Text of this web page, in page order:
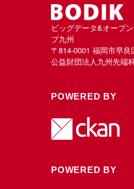
ビッグデータ&オープ
ブ九州
〒814-0001 福岡市早
公益財団法人九州先端
POWERED BY
POWERED BY